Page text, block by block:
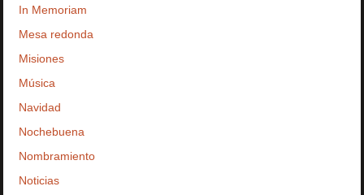
In Memoriam
Mesa redonda
Misiones
Música
Navidad
Nochebuena
Nombramiento
Noticias